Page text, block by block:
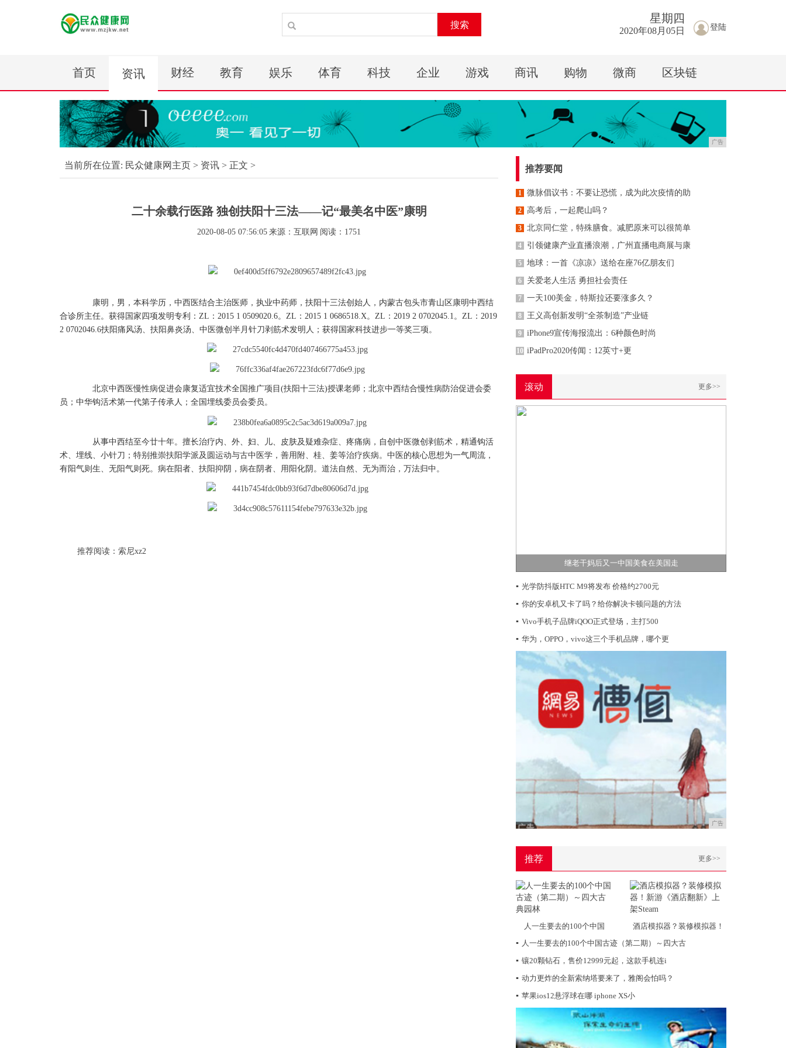
搜索 登陆
星期 四
2020年08月05日
首页 资讯 财经 教育 娱乐 体育 科技 企业 游戏 商讯 购物 微商 区块链
广告
当前所在位置: 民众健康网主页 > 资讯 > 正文 >
二十余载行医路 独创扶阳十三法——记“最美名中医”康明
2020-08-05 07:56:05 来源：互联网 阅读：1751
康明，男，本科学历，中西医结合主治医师，执业中药师，扶阳十三法创始人，内蒙古包头市青山区康明中西结
合诊所主任。获得国家四项发明专利：ZL：2015 1 0509020.6。ZL：2015 1 0686518.X。ZL：2019 2 0702045.1。ZL：2019
2 0702046.6扶阳痛风汤、扶阳鼻炎汤、中医微创半月针刀剥筋术发明人；获得国家科技进步一等奖三项。
北京中西医慢性病促进会康复适宜技术全国推广项目(扶阳十三法)授课老师；北京中西结合慢性病防治促进会委
员；中华钩活术第一代第子传承人；全国埋线委员会委员。
从事中西结至今廿十年。擅长治疗内、外、妇、儿、皮肤及疑难杂症、疼痛病，自创中医微创剥筋术，精通钩活
术、埋线、小针刀；特别推崇扶阳学派及圆运动与古中医学，善用附、桂、姜等治疗疾病。中医的核心思想为一气周流，
有阳气则生、无阳气则死。病在阳者、扶阳抑阴，病在阴者、用阳化阴。道法自然、无为而治，万法归中。
推荐阅读： 索尼xz2
推荐要闻
1 微脉倡议书：不要让恐慌，成为此次疫情的助
2 高考后，一起爬山吗？
3 北京同仁堂，特殊膳食。减肥原来可以很简单
4 引领健康产业直播浪潮，广州直播电商展与康
5 地球：一首《凉凉》送给在座76亿朋友们
6 关爱老人生活 勇担社会责任
7 一天100美金，特斯拉还要涨多久？
8 王义高创新发明“全茶制造”产业链
9 iPhone9宣传海报流出：6种颜色时尚
10 iPadPro2020传闻：12英寸+更
滚动 更多>>
继老干妈后又一中国美食在美国走
▪ 光学防抖版HTC M9将发布 价格约2700元
▪ 你的安卓机又卡了吗？给你解决卡顿问题的方法
▪ Vivo手机子品牌iQOO正式登场，主打500
▪ 华为，OPPO，vivo这三个手机品牌，哪个更
广告
推荐 更多>>
人一生要去的100个中国
酒店模拟器？装修模拟器！
▪ 人一生要去的100个中国古迹（第二期）～四大古
▪ 镶20颗钻石，售价12999元起，这款手机连i
▪ 动力更炸的全新索纳塔要来了，雅阁会怕吗？
▪ 苹果ios12悬浮球在哪 iphone XS小